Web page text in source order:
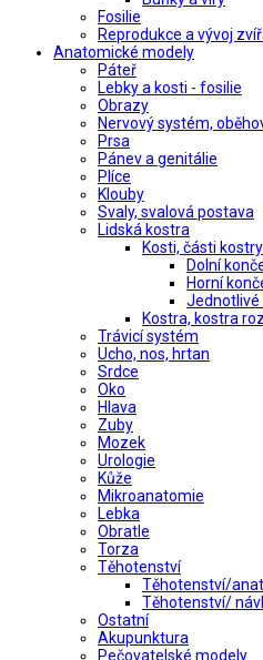
Fosilie
Reprodukce a vývoj
Anatomické modely
Páteř
Lebky a kosti - fosilie
Obrazy
Nervový systém,
Prsa
Pánev a genitálie
Plíce
Klouby
Svaly, svalová postava
Lidská kostra
Kosti, části kostry
Dolní
Horní
Jednotlivé
Kostra, kostra
Trávicí systém
Ucho, nos, hrtan
Srdce
Oko
Hlava
Zuby
Mozek
Urologie
Kůže
Mikroanatomie
Lebka
Obratle
Torza
Těhotenství
Těhotenství/
Těhotenství/
Ostatní
Akupunktura
Pečovatelské modely